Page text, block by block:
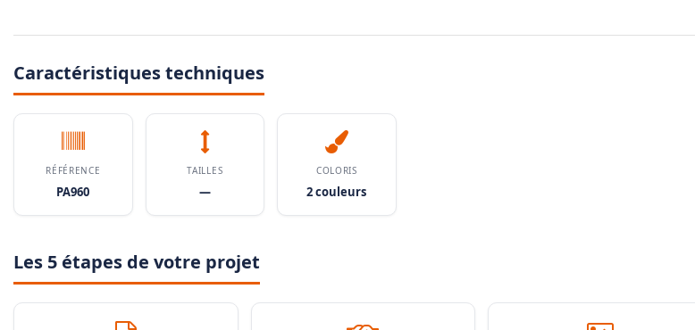
Caractéristiques techniques
RÉFÉRENCE
PA960
TAILLES
—
COLORIS
2 couleurs
Les 5 étapes de votre projet